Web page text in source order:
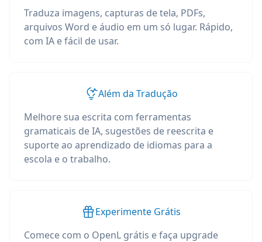
Traduza imagens, capturas de tela, PDFs,
arquivos Word e áudio em um só lugar. Rápido,
com IA e fácil de usar.
Além da Tradução
Melhore sua escrita com ferramentas
gramaticais de IA, sugestões de reescrita e
suporte ao aprendizado de idiomas para a
escola e o trabalho.
Experimente Grátis
Comece com o OpenL grátis e faça upgrade